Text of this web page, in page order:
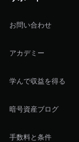
お問い合わせ
アカデミー
学んで収益を得る
暗号資産ブログ
手数料と条件